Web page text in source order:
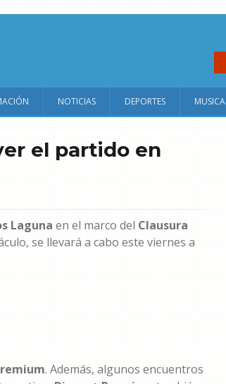
NOTICIAS DEPORTES MUSICA
el partido en
Laguna en el marco del Clausura
se llevará a cabo este viernes a
. Además, algunos encuentros